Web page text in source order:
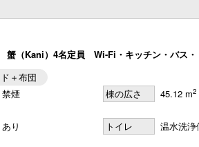
（Kani）4名定員 Wi-Fi・キッチン・バス・
＋布団
禁煙 棟の広さ 45.12 m2
あり トイレ 温水洗浄